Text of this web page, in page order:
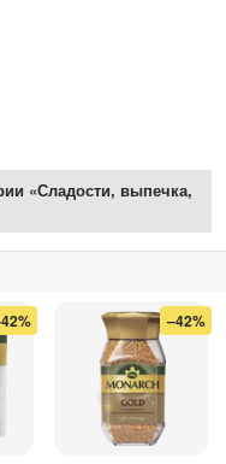
«Сладости, выпечка,
–42%